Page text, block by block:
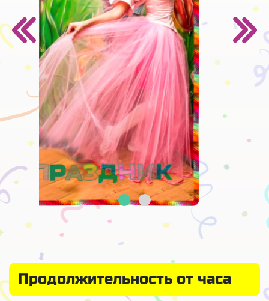
Продолжительность от часа